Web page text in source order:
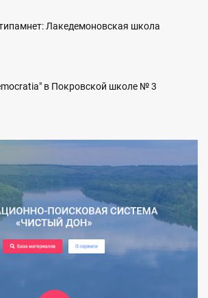
Лакедемоновская школа
в Покровской школе № 3